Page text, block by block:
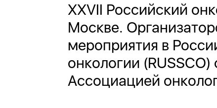
XXVII Российский
Москве.
мероприятия в
онкологии
Ассоциацией